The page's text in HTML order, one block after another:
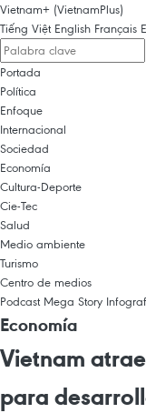
Vietnam+ (VietnamPlus)
Tiếng Việt English Français
Portada
Política
Enfoque
Internacional
Sociedad
Economía
Cultura-Deporte
Cie-Tec
Salud
Medio ambiente
Turismo
Centro de medios
Podcast Mega Story
Economía
Vietnam
para